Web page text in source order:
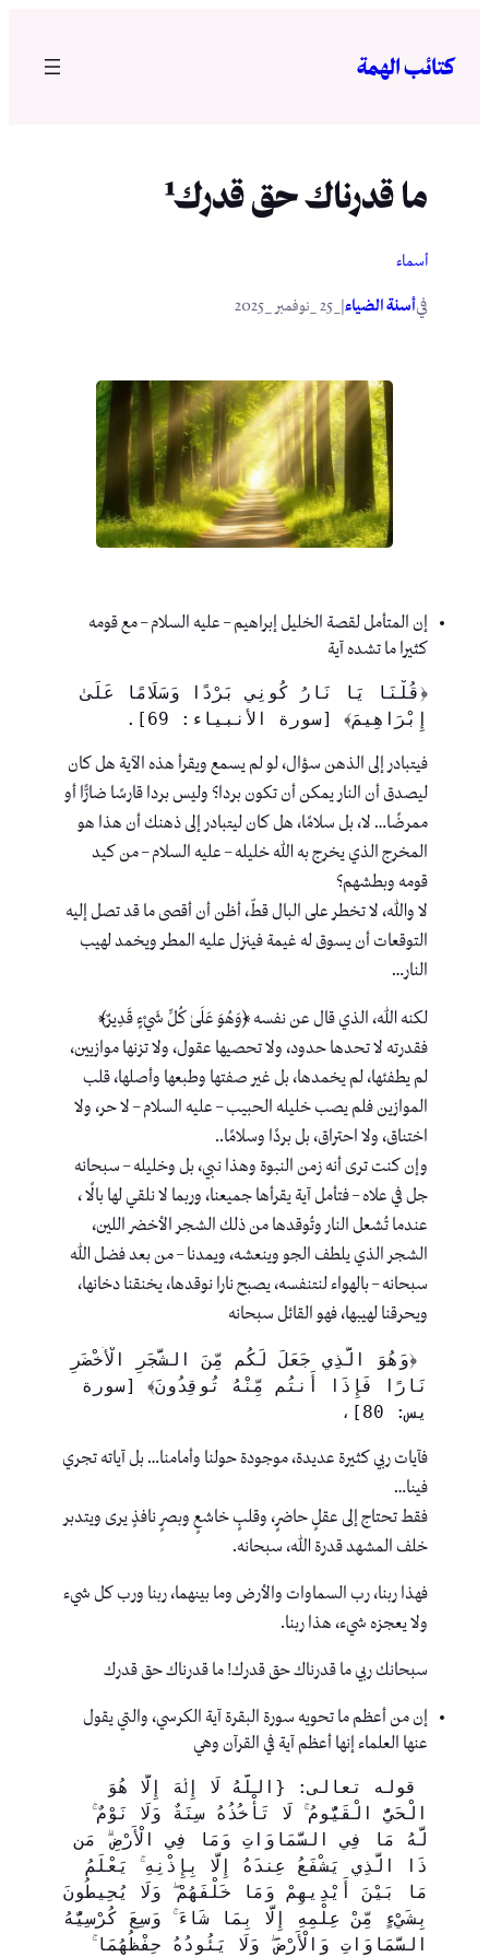
المحتوى
كتائب الهمة
ما قدرناك حق قدرك¹
أسماء
فيأسنة الضياء
إن المتأمل لقصة الخليل إبراهيم – عليه السلام – مع قومه
كثيرا ما تشده آية
إِبْرَاهِيمَ﴾ [سورة الأنبياء: 69].
فيتبادر إلى الذهن سؤال، لو لم يسمع ويقرأ هذه الآية هل كان
ليصدق أن النار يمكن أن تكون بردا؟ وليس بردا قارسًا ضارًّا أو
ممرضًا… لا، بل سلامًا، هل كان ليتبادر إلى ذهنك أن هذا هو
المخرج الذي يخرج به الله خليله – عليه السلام – من كيد
قومه وبطشهم؟
لا والله، لا تخطر على البال قطّ، أظن أن أقصى ما قد تصل إليه
التوقعات أن يسوق له غيمة فينزل عليه المطر ويخمد لهيب
النار…
لكنه الله، الذي قال عن نفسه ﴿وَهُوَ عَلَىٰ كُلِّ شَيْءٍ قَدِيرٌ﴾
فقدرته لا تحدها حدود، ولا تحصيها عقول، ولا تزنها موازيين،
لم يطفئها، لم يخمدها، بل غير صفتها وطبعها وأصلها، قلب
الموازين فلم يصب خليله الحبيب – عليه السلام – لا حر، ولا
اختناق، ولا احتراق، بل بردًا وسلامًا..
وإن كنت ترى أنه زمن النبوة وهذا نبي، بل وخليله – سبحانه
جل في علاه – فتأمل آية يقرأها جميعنا، وربما لا نلقي لها بالًا ،
عندما تُشعل النار وتُوقدها من ذلك الشجر الأخضر اللين،
الشجر الذي يلطف الجو وينعشه، ويمدنا – من بعد فضل الله
سبحانه – بالهواء لنتنفسه، يصبح نارا نوقدها، يخنقنا دخانها،
ويحرقنا لهيبها، فهو القائل سبحانه
يس: 80]،
فآيات ربي كثيرة عديدة، موجودة حولنا وأمامنا… بل آياته تجري
فينا…
فقط تحتاج إلى عقلٍ حاضرٍ، وقلبٍ خاشعٍ وبصرٍ نافذٍ يرى ويتدبر
خلف المشهد قدرة الله، سبحانه.
فهذا ربنا، رب السماوات والأرض وما بينهما، ربنا ورب كل شيء
ولا يعجزه شيء، هذا ربنا.
سبحانك ربي ما قدرناك حق قدرك! ما قدرناك حق قدرك
إن من أعظم ما تحويه سورة البقرة آية الكرسي، والتي يقول
عنها العلماء إنها أعظم آية في القرآن وهي
لَّهُ مَا فِي السَّمَاوَاتِ وَمَا فِي الْأَرْضِ ۗ مَن